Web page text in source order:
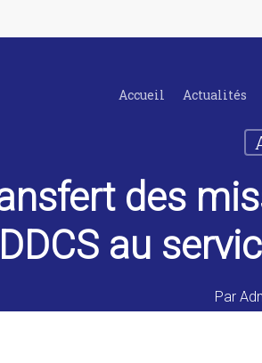
Accueil Actualités
des
DDCS au
Par